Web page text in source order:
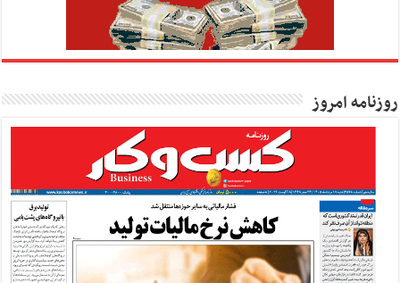
روزنامه امروز